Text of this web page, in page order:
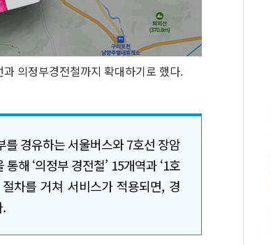
의정부경전철까지 확대하기로 했다.
를 경유하는 서울버스와 7호선 장암
해 ‘의정부 경전철’ 15개역과 ‘1호
차를 거쳐 서비스가 적용되면, 경
.